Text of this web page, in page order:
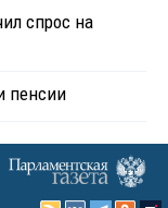
спрос на
пенсии